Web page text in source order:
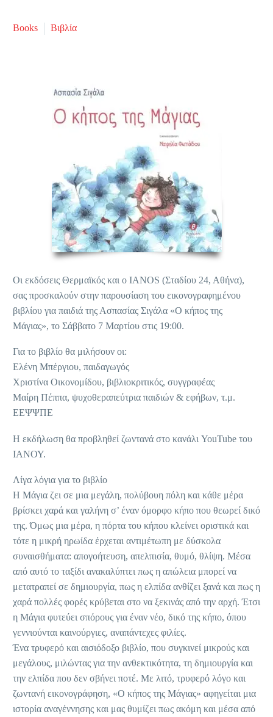
Books Βιβλία
Οι εκδόσεις Θερμαϊκός και ο IANOS (Σταδίου 24, Αθήνα),
σας προσκαλούν στην παρουσίαση του εικονογραφημένου
βιβλίου για παιδιά της Ασπασίας Σιγάλα «Ο κήπος της
Μάγιας», το Σάββατο 7 Μαρτίου στις 19:00.
Για το βιβλίο θα μιλήσουν οι:
Ελένη Μπέργιου, παιδαγωγός
Χριστίνα Οικονομίδου, βιβλιοκριτικός, συγγραφέας
Μαίρη Πέππα, ψυχοθεραπεύτρια παιδιών & εφήβων, τ.μ.
ΕΕΨΨΠΕ
Η εκδήλωση θα προβληθεί ζωντανά στο κανάλι YouTube του
ΙΑΝΟΥ.
Λίγα λόγια για το βιβλίο
Η Μάγια ζει σε μια μεγάλη, πολύβουη πόλη και κάθε μέρα
βρίσκει χαρά και γαλήνη σ’ έναν όμορφο κήπο που θεωρεί δικό
της. Όμως μια μέρα, η πόρτα του κήπου κλείνει οριστικά και
τότε η μικρή ηρωίδα έρχεται αντιμέτωπη με δύσκολα
συναισθήματα: απογοήτευση, απελπισία, θυμό, θλίψη. Μέσα
από αυτό το ταξίδι ανακαλύπτει πως η απώλεια μπορεί να
μετατραπεί σε δημιουργία, πως η ελπίδα ανθίζει ξανά και πως η
χαρά πολλές φορές κρύβεται στο να ξεκινάς από την αρχή. Έτσι
η Μάγια φυτεύει σπόρους για έναν νέο, δικό της κήπο, όπου
γεννιούνται καινούργιες, αναπάντεχες φιλίες.
Ένα τρυφερό και αισιόδοξο βιβλίο, που συγκινεί μικρούς και
μεγάλους, μιλώντας για την ανθεκτικότητα, τη δημιουργία και
την ελπίδα που δεν σβήνει ποτέ. Με λιτό, τρυφερό λόγο και
ζωντανή εικονογράφηση, «Ο κήπος της Μάγιας» αφηγείται μια
ιστορία αναγέννησης και μας θυμίζει πως ακόμη και μέσα από